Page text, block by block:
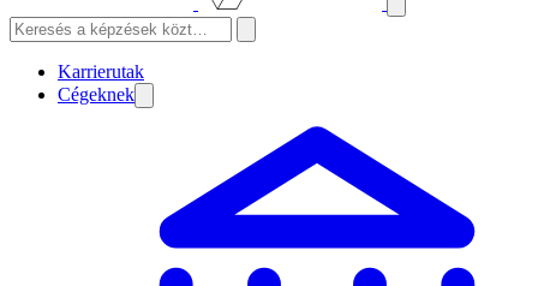
Karrierutak
Cégeknek